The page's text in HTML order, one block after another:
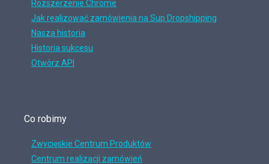
Rozszerzenie Chrome
Jak realizować zamówienia na Sup Dropshipping
Nasza historia
Historia sukcesu
Otwórz API
Co robimy
Zwycięskie Centrum Produktów
Centrum realizacji zamówień